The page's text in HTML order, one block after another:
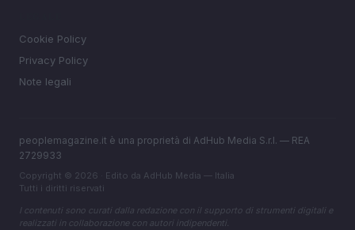
Cookie Policy
Privacy Policy
Note legali
peoplemagazine.it è una proprietà di AdHub Media S.r.l. — REA
2729933
Copyright © 2026 · Edito da AdHub Media — Italia
Tutti i diritti riservati
I contenuti sono curati dalla redazione con il supporto di strumenti digitali e
realizzati in collaborazione con autori indipendenti.